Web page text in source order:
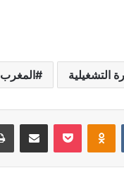
المغرب